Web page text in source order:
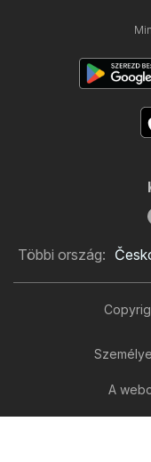
Többi ország:
A